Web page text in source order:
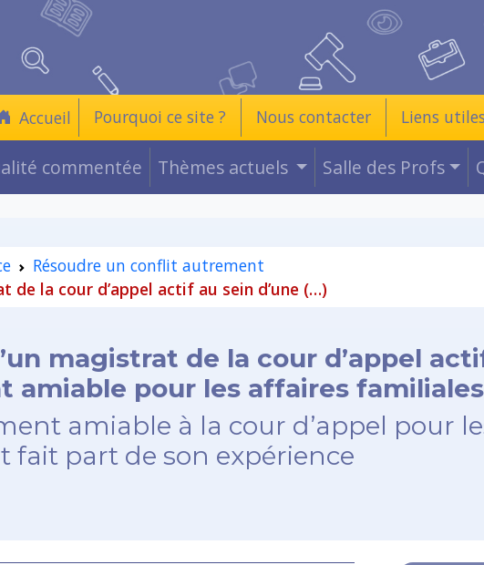
Accueil Pourquoi ce site ? Nous contacter Liens utiles
commentée Thèmes actuels Salle des Profs
Résoudre un conflit autrement
de la cour d’appel actif au sein d’une (…)
magistrat de la cour d’appel
amiable pour les affaires familiales
amiable à la cour d’appel pour
fait part de son expérience